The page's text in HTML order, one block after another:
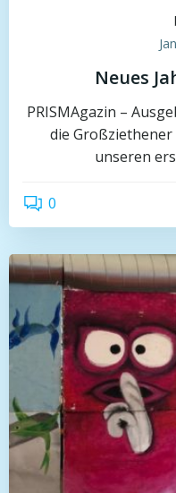
Neues
PRISMAgazin –
die Großziethener
unseren
0